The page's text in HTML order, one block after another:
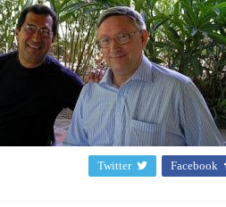
Facebook
Twitter